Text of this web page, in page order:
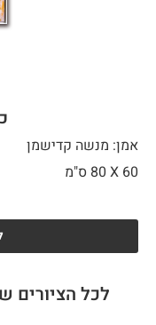
אמן: מנשה קדישמן
60 X
לכל הציורים